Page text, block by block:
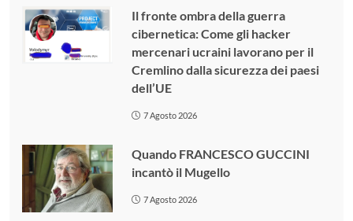
Il fronte ombra della guerra
cibernetica: Come gli hacker
mercenari ucraini lavorano per il
Cremlino dalla sicurezza dei paesi
dell’UE
7 Agosto 2026
Quando FRANCESCO GUCCINI
incantò il Mugello
7 Agosto 2026